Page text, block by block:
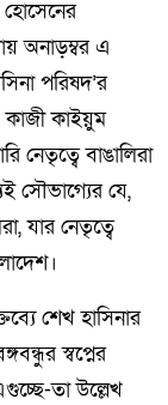
অনাড়ম্বর এ
পরিষদ’র
কাজী কাইয়ুম
নেতৃত্বে বাঙালিরা
সৌভাগ্যের যে,
যার নেতৃত্বে
শেখ হাসিনার
স্বপ্নের
তা উল্লেখ